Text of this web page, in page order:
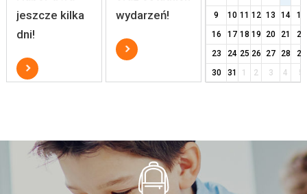
jeszcze kilka
dni!
wydarzeń!
9
10 11 12 13 14
15
16
17 18 19 20 21
22
23
24 25 26 27 28
29
30
31 1 2 3 4 5